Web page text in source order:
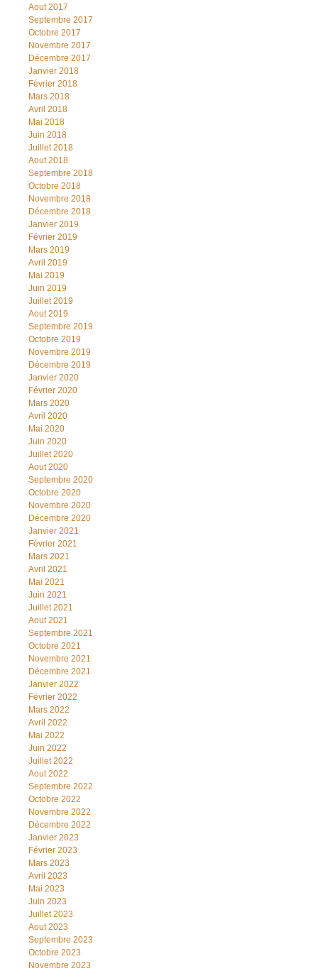
Aout 2017
Septembre 2017
Octobre 2017
Novembre 2017
Décembre 2017
Janvier 2018
Février 2018
Mars 2018
Avril 2018
Mai 2018
Juin 2018
Juillet 2018
Aout 2018
Septembre 2018
Octobre 2018
Novembre 2018
Décembre 2018
Janvier 2019
Février 2019
Mars 2019
Avril 2019
Mai 2019
Juin 2019
Juillet 2019
Aout 2019
Septembre 2019
Octobre 2019
Novembre 2019
Décembre 2019
Janvier 2020
Février 2020
Mars 2020
Avril 2020
Mai 2020
Juin 2020
Juillet 2020
Aout 2020
Septembre 2020
Octobre 2020
Novembre 2020
Décembre 2020
Janvier 2021
Février 2021
Mars 2021
Avril 2021
Mai 2021
Juin 2021
Juillet 2021
Aout 2021
Septembre 2021
Octobre 2021
Novembre 2021
Décembre 2021
Janvier 2022
Février 2022
Mars 2022
Avril 2022
Mai 2022
Juin 2022
Juillet 2022
Aout 2022
Septembre 2022
Octobre 2022
Novembre 2022
Décembre 2022
Janvier 2023
Février 2023
Mars 2023
Avril 2023
Mai 2023
Juin 2023
Juillet 2023
Aout 2023
Septembre 2023
Octobre 2023
Novembre 2023